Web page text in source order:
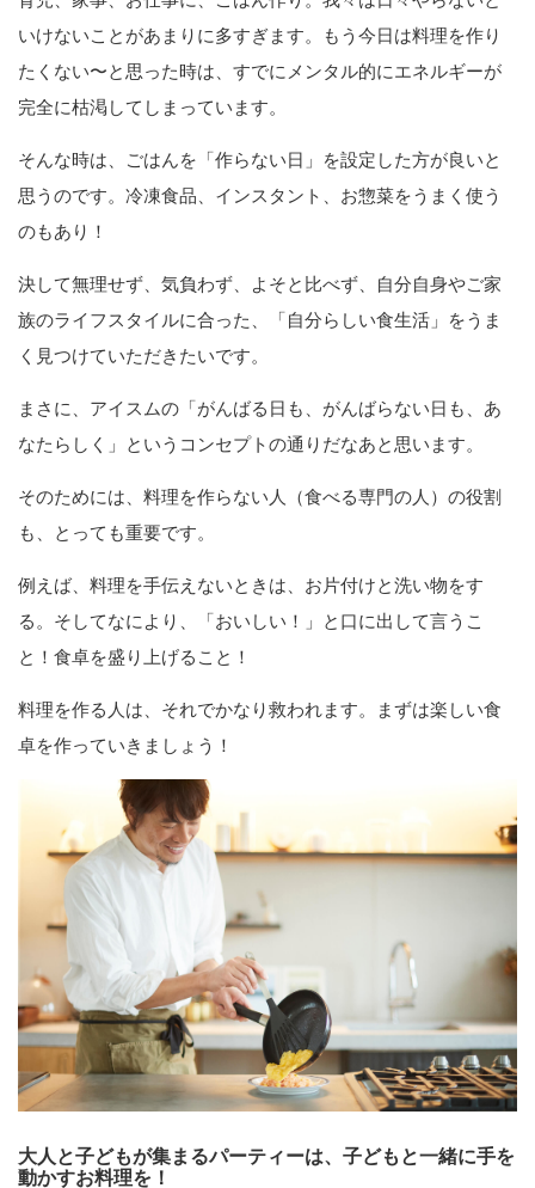
いけないことがあまりに多すぎます。もう今日は料理を作り
たくない〜と思った時は、すでにメンタル的にエネルギーが
完全に枯渇してしまっています。
そんな時は、ごはんを「作らない日」を設定した方が良いと
思うのです。冷凍食品、インスタント、お惣菜をうまく使う
のもあり！
決して無理せず、気負わず、よそと比べず、自分自身やご家
族のライフスタイルに合った、「自分らしい食生活」をうま
く見つけていただきたいです。
まさに、アイスムの「がんばる日も、がんばらない日も、あ
なたらしく」というコンセプトの通りだなあと思います。
そのためには、料理を作らない人（食べる専門の人）の役割
も、とっても重要です。
例えば、料理を手伝えないときは、お片付けと洗い物をす
る。そしてなにより、「おいしい！」と口に出して言うこ
と！食卓を盛り上げること！
料理を作る人は、それでかなり救われます。まずは楽しい食
卓を作っていきましょう！
大人と子どもが集まるパーティーは、子どもと一緒に手を
動かすお料理を！